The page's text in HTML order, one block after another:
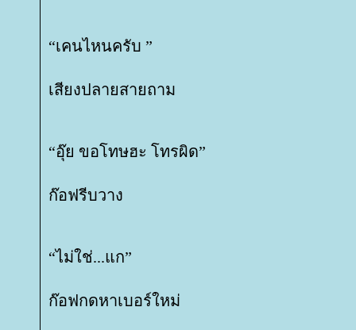
“เคนไหนครับ ”
เสียงปลายสายถาม
“อุ๊ย ขอโทษฮะ โทรผิด”
ก๊อฟรีบวาง
“ไม่ใช่...แก”
ก๊อฟกดหาเบอร์ใหม่